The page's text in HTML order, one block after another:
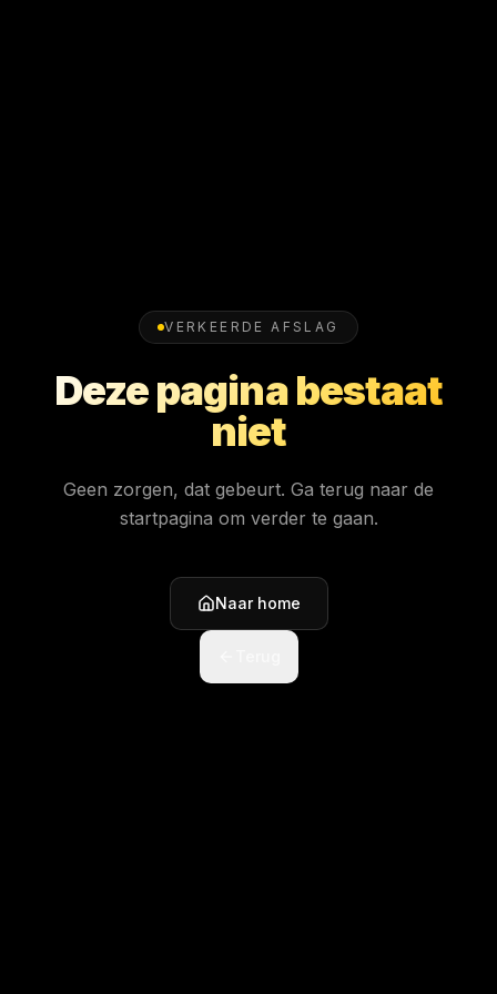
VERKEERDE AFSLAG
Deze pagina bestaat
niet
Geen zorgen, dat gebeurt. Ga terug naar de
startpagina om verder te gaan.
Naar home